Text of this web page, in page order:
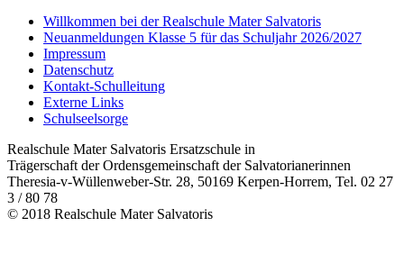
Willkommen bei der Realschule Mater Salvatoris
Neuanmeldungen Klasse 5 für das Schuljahr 2026/2027
Impressum
Datenschutz
Kontakt-Schulleitung
Externe Links
Schulseelsorge
Realschule Mater Salvatoris Ersatzschule in
Trägerschaft der Ordensgemeinschaft der Salvatorianerinnen
Theresia-v-Wüllenweber-Str. 28, 50169 Kerpen-Horrem, Tel. 02 27
3 / 80 78
© 2018 Realschule Mater Salvatoris